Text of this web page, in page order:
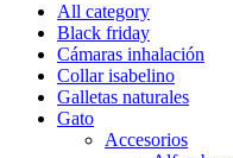
All category
Black friday
Cámaras inhalación
Collar isabelino
Galletas naturales
Gato
Accesorios